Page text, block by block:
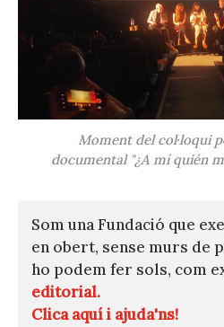
Moment del col·loqui
documental "¿A mí quién
Som una Fundació que
en obert, sense murs de
ho podem fer sols, com
editorial.
Clica aquí i ajuda'ns!